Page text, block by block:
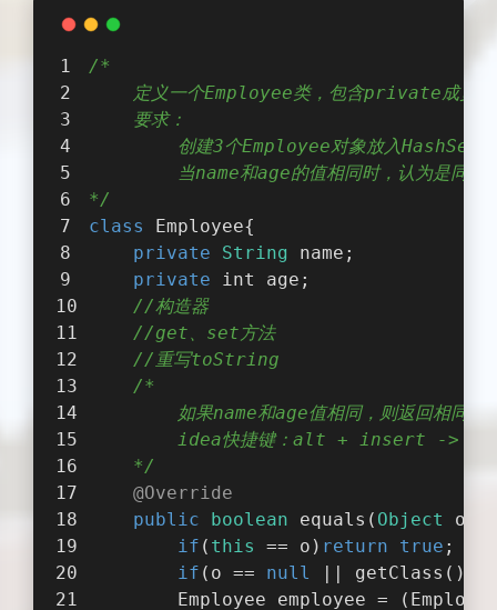
/*
定义一个Employee类，包含private成员
    要求：
        创建3个Employee对象放入HashSet中
当name和age的值相同时，认为是同一
*/
class
Employee{
private
String name;
private int age;
//构造器
//get、set方法
//重写toString
/*
如果name和age值相同，则返回相同的
idea快捷键：alt + insert ->
    */
@Override
public
boolean equals ( Object o
if ( this == o) return true ;
if (o == null
|| getClass()
Employee employee =